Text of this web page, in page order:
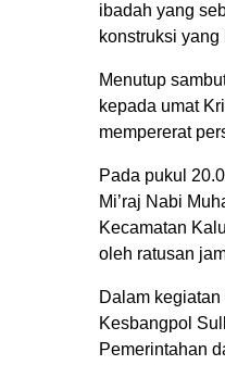
ibadah yang
konstruksi
Menutup
kepada umat
mempererat
Pada pukul
Mi’raj Nabi
Kecamatan
oleh ratusan
Dalam
Kesbangpol
Pemerintahan